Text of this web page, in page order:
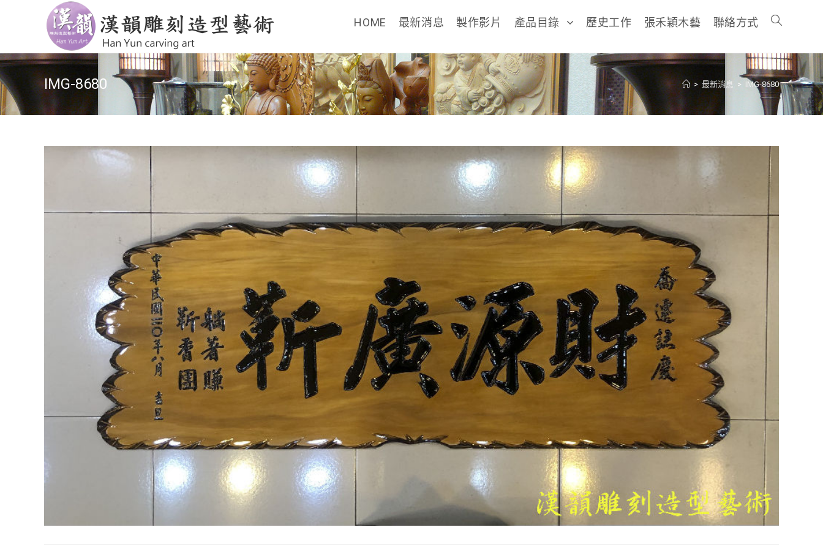
HOME 最新消息 製作影片 產品目錄 歷史工作 張禾穎木藝 聯絡方式
IMG-8680 > 最新消息 > IMG-8680